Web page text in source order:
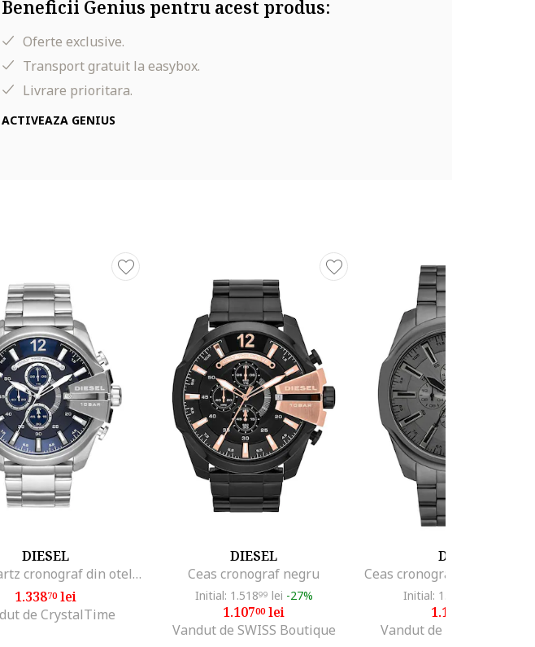
Beneficii Genius pentru acest produs:
Oferte exclusive.
Transport gratuit la easybox.
Livrare prioritara.
ACTIVEAZA GENIUS
DIESEL
Ceas quartz cronograf din otel inoxidabil, Argintiu
1.33870lei
de CrystalTime
DIESEL
Ceas cronograf negru
Initial: 1.51899 lei -27%
1.10700lei
Vandut de SWISS Boutique
DIESEL
Initial: 1.518
1.107
Vandut de SWISS